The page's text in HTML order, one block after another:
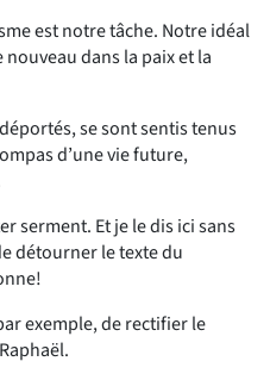
est notre tâche. Notre idéal
dans la paix et la
se sont sentis tenus
d’une vie future,
serment. Et je le dis ici sans
détourner le texte du
exemple, de rectifier le